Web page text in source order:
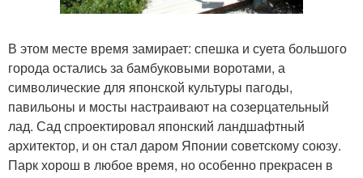
В этом месте время замирает: спешка и суета большого
города остались за бамбуковыми воротами, а
символические для японской культуры пагоды,
павильоны и мосты настраивают на созерцательный
лад. Сад спроектировал японский ландшафтный
архитектор, и он стал даром Японии советскому союзу.
Парк хорош в любое время, но особенно прекрасен в